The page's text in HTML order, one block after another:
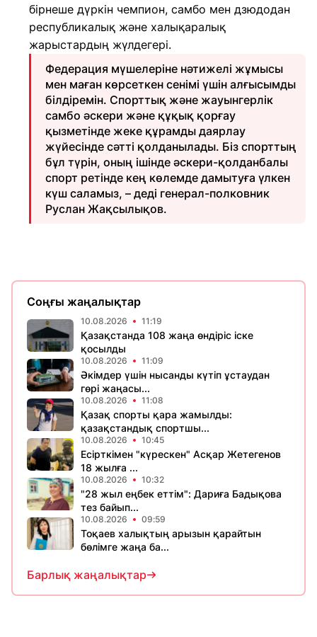
бірнеше дүркін чемпион, самбо мен дзюдодан
республикалық және халықаралық
жарыстардың жүлдегері.
Федерация мүшелеріне нәтижелі жұмысы
мен маған көрсеткен сенімі үшін алғысымды
білдіремін. Спорттық және жауынгерлік
самбо әскери және құқық қорғау
қызметінде жеке құрамды даярлау
жүйесінде сәтті қолданылады. Біз спорттың
бұл түрін, оның ішінде әскери-қолданбалы
спорт ретінде кең көлемде дамытуға үлкен
күш саламыз, – деді генерал-полковник
Руслан Жақсылықов.
Соңғы жаңалықтар
10.08.2026 11:19
Қазақстанда 108 жаңа өндіріс іске
қосылды
10.08.2026 11:09
Әкімдер үшін нысанды күтіп ұстаудан
гөрі жаңасы...
10.08.2026 11:08
Қазақ спорты қара жамылды:
қазақстандық спортшы...
10.08.2026 10:45
Есірткімен "күрескен" Асқар Жетегенов
18 жылға ...
10.08.2026 10:32
"28 жыл еңбек еттім": Дариға Бадықова
тез байып...
10.08.2026 09:59
Тоқаев халықтың арызын қарайтын
бөлімге жаңа ба...
Барлық жаңалықтар